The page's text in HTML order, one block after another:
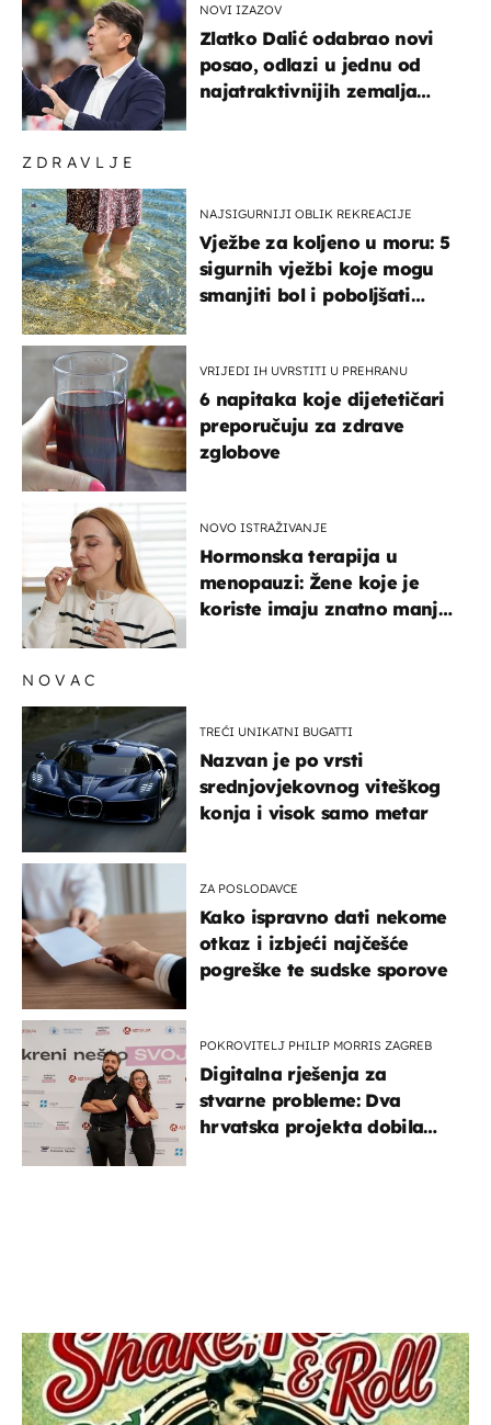
ZDRAVLJE
NAJSIGURNIJI OBLIK REKREACIJE
Vježbe za koljeno u moru: 5
sigurnih vježbi koje mogu
smanjiti bol i poboljšati
VRIJEDI IH UVRSTITI U PREHRANU
6 napitaka koje dijetetičari
preporučuju za zdrave
zglobove
NOVO ISTRAŽIVANJE
Hormonska terapija u
menopauzi: Žene koje je
koriste imaju znatno manji
NOVI IZAZOV
Zlatko Dalić odabrao novi
posao, odlazi u jednu od
najatraktivnijih zemalja
NOVAC
TREĆI UNIKATNI BUGATTI
Nazvan je po vrsti
srednjovjekovnog viteškog
konja i visok samo metar
ZA POSLODAVCE
Kako ispravno dati nekome
otkaz i izbjeći najčešće
pogreške te sudske sporove
POKROVITELJ PHILIP MORRIS ZAGREB
Digitalna rješenja za
stvarne probleme: Dva
hrvatska projekta dobila